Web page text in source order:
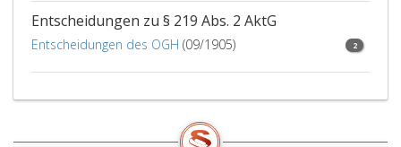
Entscheidungen zu § 219 Abs. 2 AktG
Entscheidungen des OGH (09/1905) 2